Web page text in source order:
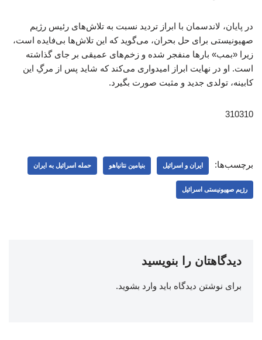
در پایان، لاندسمان با ابراز تردید نسبت به تلاش‌های رئیس‌ رژیم
صهیونیستی برای حل بحران، می‌گوید که این تلاش‌ها بی‌فایده است،
زیرا «بمب» بارها منفجر شده و زخم‌های عمیقی بر جای گذاشته
است. او در نهایت ابراز امیدواری می‌کند که شاید پس از مرگِ این
کابینه، تولدی جدید و مثبت صورت بگیرد.
310310
برچسب‌ها: ایران و اسرائیل بنیامین نتانیاهو حمله اسرائیل به ایران
رژیم صهیونیستی اسرائیل
دیدگاهتان را بنویسید
برای نوشتن دیدگاه باید وارد بشوید.